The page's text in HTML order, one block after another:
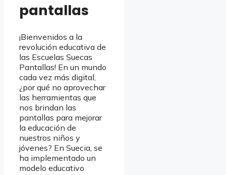
pantallas
¡Bienvenidos a la
revolución educativa de
las Escuelas Suecas
Pantallas! En un mundo
cada vez más digital,
¿por qué no aprovechar
las herramientas que
nos brindan las
pantallas para mejorar
la educación de
nuestros niños y
jóvenes? En Suecia, se
ha implementado un
modelo educativo